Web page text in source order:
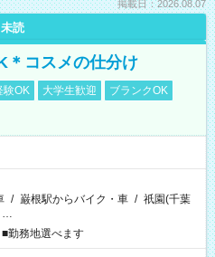
掲載日：2026.08.07
未読
＊コスメの仕分け
験OK 大学生歓迎
ブランクOK
/ 巌根駅からバイク・車 / 祇園(千葉
…
勤務地選べます